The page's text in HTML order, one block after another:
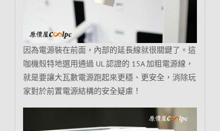
因為電源裝在前面，內部的延長線就很關鍵了。這
咖機殼特地選用通過 UL 認證的 15A 加粗電源線，
就是要讓大瓦數電源跑起來更穩、更安全，消除玩
家對於前置電源結構的安全疑慮！